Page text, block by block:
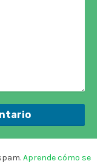
Aprende cómo se